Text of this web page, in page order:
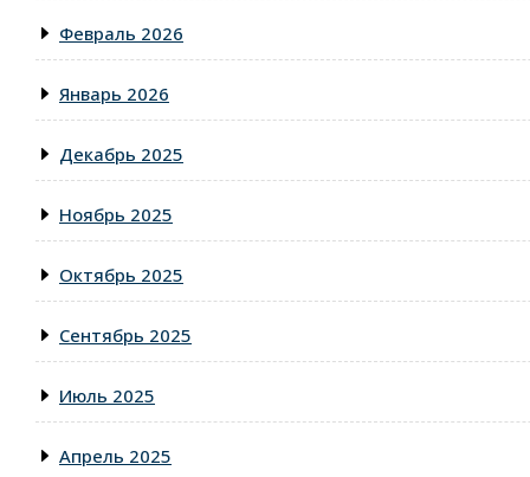
Февраль 2026
Январь 2026
Декабрь 2025
Ноябрь 2025
Октябрь 2025
Сентябрь 2025
Июль 2025
Апрель 2025